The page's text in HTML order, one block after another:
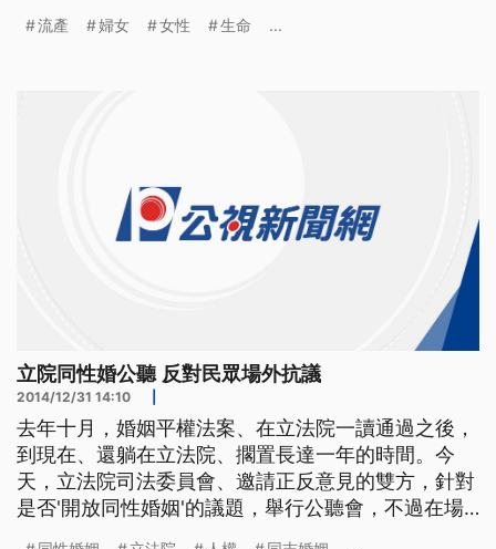
保健法》改為《生育保健法》外，未來已婚婦女接受
流產 婦女 女性 生命 ...
立院同性婚公聽 反對民眾場外抗議
2014/12/31 14:10
去年十月，婚姻平權法案、在立法院一讀通過之後，
到現在、還躺在立法院、擱置長達一年的時間。今
天，立法院司法委員會、邀請正反意見的雙方，針對
是否'開放同性婚姻'的議題，舉行公聽會，不過在場